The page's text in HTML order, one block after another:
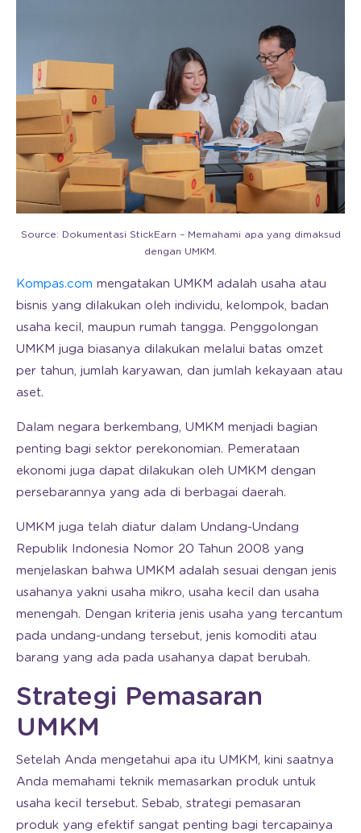
Source: Dokumentasi StickEarn – Memahami apa yang dimaksud
dengan UMKM.
Kompas.com mengatakan UMKM adalah usaha atau
bisnis yang dilakukan oleh individu, kelompok, badan
usaha kecil, maupun rumah tangga. Penggolongan
UMKM juga biasanya dilakukan melalui batas omzet
per tahun, jumlah karyawan, dan jumlah kekayaan atau
aset.
Dalam negara berkembang, UMKM menjadi bagian
penting bagi sektor perekonomian. Pemerataan
ekonomi juga dapat dilakukan oleh UMKM dengan
persebarannya yang ada di berbagai daerah.
UMKM juga telah diatur dalam Undang-Undang
Republik Indonesia Nomor 20 Tahun 2008 yang
menjelaskan bahwa UMKM adalah sesuai dengan jenis
usahanya yakni usaha mikro, usaha kecil dan usaha
menengah. Dengan kriteria jenis usaha yang tercantum
pada undang-undang tersebut, jenis komoditi atau
barang yang ada pada usahanya dapat berubah.
Strategi Pemasaran
UMKM
Setelah Anda mengetahui apa itu UMKM, kini saatnya
Anda memahami teknik memasarkan produk untuk
usaha kecil tersebut. Sebab, strategi pemasaran
produk yang efektif sangat penting bagi tercapainya